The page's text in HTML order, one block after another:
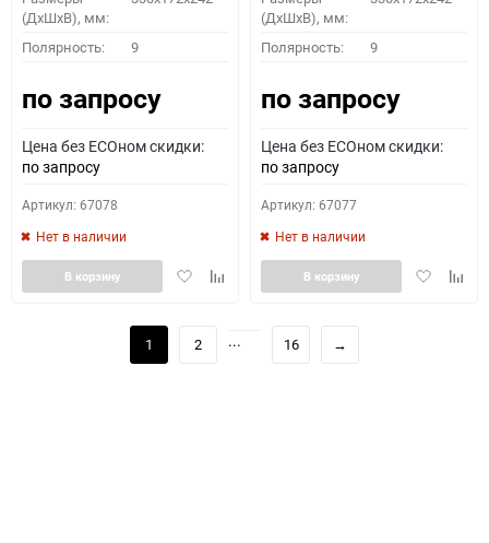
(ДхШхВ), мм:
Полярность: 9
по запросу
Цена без ECOном скидки:
по запросу
Артикул: 67078
Нет в наличии
ДобавитьДобавить
В корзину
(ДхШхВ), мм:
Полярность: 9
по запросу
Цена без ECOном скидки:
по запросу
Артикул: 67077
Нет в наличии
Добавить
В корзину
1 2 ... 16 →